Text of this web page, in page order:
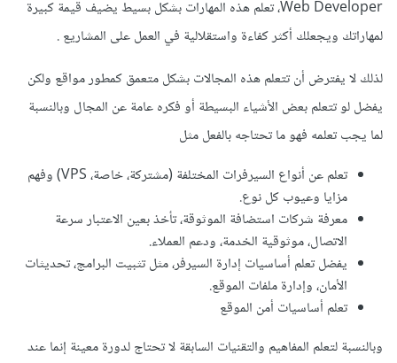
Web Developer، تعلم هذه المهارات بشكل بسيط يضيف قيمة كبيرة
لمهاراتك ويجعلك أكثر كفاءة واستقلالية في العمل على المشاريع .
لذلك لا يفترض أن تتعلم هذه المجالات بشكل متعمق كمطور مواقع ولكن
يفضل لو تتعلم بعض الأشياء البسيطة أو فكره عامة عن المجال وبالنسبة
لما يجب تعلمه فهو ما تحتاجه بالفعل مثل
تعلم عن أنواع السيرفرات المختلفة (مشتركة، خاصة، VPS) وفهم
مزايا وعيوب كل نوع.
معرفة شركات استضافة الموثوقة، تأخذ بعين الاعتبار سرعة
الاتصال، موثوقية الخدمة، ودعم العملاء.
يفضل تعلم أساسيات إدارة السيرفر، مثل تثبيت البرامج، تحديثات
الأمان، وإدارة ملفات الموقع.
تعلم أساسيات أمن الموقع
وبالنسبة لتعلم المفاهيم والتقنيات السابقة لا تحتاج لدورة معينة إنما عند